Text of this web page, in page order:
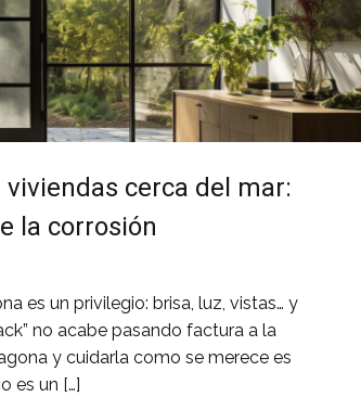
cerca del mar:
la corrosión
es un privilegio: brisa, luz, vistas… y
no acabe pasando factura a la
y cuidarla como se merece es
es un […]